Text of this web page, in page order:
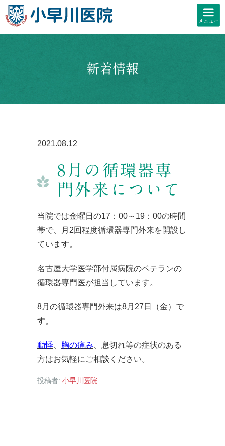
新着情報
2021.08.12
8月の循環器専
門外来について
当院では金曜日の17：00～19：00の時間
帯で、月2回程度循環器専門外来を開設し
ています。
名古屋大学医学部付属病院のベテランの
循環器専門医が担当しています。
8月の循環器専門外来は8月27日（金）で
す。
動悸 胸の痛み 、息切れ等の症状のある
方はお気軽にご相談ください。
投稿者: 小早川医院